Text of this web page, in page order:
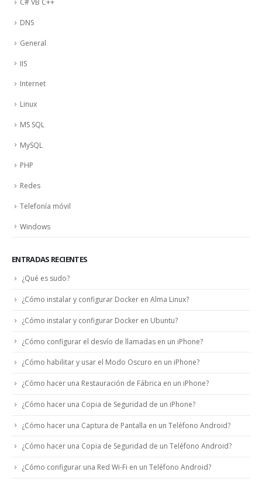
C# VB C++
DNS
General
IIS
Internet
Linux
MS SQL
MySQL
PHP
Redes
Telefonía móvil
Windows
ENTRADAS RECIENTES
¿Qué es sudo?
¿Cómo instalar y configurar Docker en Alma Linux?
¿Cómo instalar y configurar Docker en Ubuntu?
¿Cómo configurar el desvío de llamadas en un iPhone?
¿Cómo habilitar y usar el Modo Oscuro en un iPhone?
¿Cómo hacer una Restauración de Fábrica en un iPhone?
¿Cómo hacer una Copia de Seguridad de un iPhone?
¿Cómo hacer una Captura de Pantalla en un Teléfono Android?
¿Cómo hacer una Copia de Seguridad de un Teléfono Android?
¿Cómo configurar una Red Wi-Fi en un Teléfono Android?